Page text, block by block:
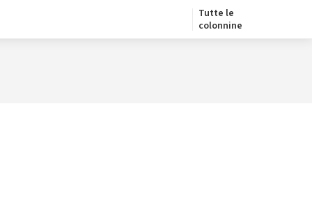
Tutte le
colonnine